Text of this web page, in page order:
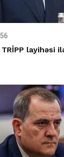
layihəsi